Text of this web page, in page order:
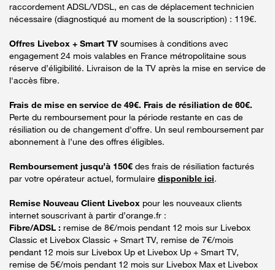
raccordement ADSL/VDSL, en cas de déplacement technicien
nécessaire (diagnostiqué au moment de la souscription) : 119€.
Offres Livebox + Smart TV soumises à conditions avec
engagement 24 mois valables en France métropolitaine sous
réserve d’éligibilité. Livraison de la TV après la mise en service de
l'accès fibre.
Frais de mise en service de 49€. Frais de résiliation de 60€.
Perte du remboursement pour la période restante en cas de
résiliation ou de changement d'offre. Un seul remboursement par
abonnement à l’une des offres éligibles.
Remboursement jusqu’à 150€ des frais de résiliation facturés
par votre opérateur actuel, formulaire disponible ici.
Remise Nouveau Client Livebox pour les nouveaux clients
internet souscrivant à partir d’orange.fr :
Fibre/ADSL : remise de 8€/mois pendant 12 mois sur Livebox
Classic et Livebox Classic + Smart TV, remise de 7€/mois
pendant 12 mois sur Livebox Up et Livebox Up + Smart TV,
remise de 5€/mois pendant 12 mois sur Livebox Max et Livebox